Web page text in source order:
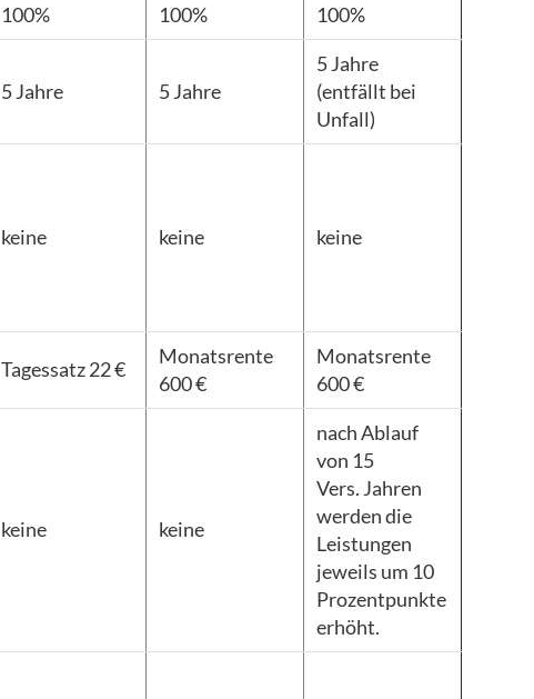
100%
100%
100%
5 Jahre 5 Jahre
5 Jahre
(entfällt bei
Unfall)
keine keine keine
Tagessatz 22 €
Monatsrente
600 €
Monatsrente
600 €
keine keine
nach Ablauf
von 15
Vers. Jahren
werden die
Leistungen
jeweils um 10
Prozentpunkte
erhöht.